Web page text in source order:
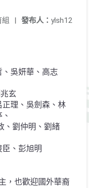
發布人： ylsh12
|
吳妍華、高志
玄
理、吳劍森、林
劉仲明、劉緒
、彭旭明
，也歡迎國外華裔